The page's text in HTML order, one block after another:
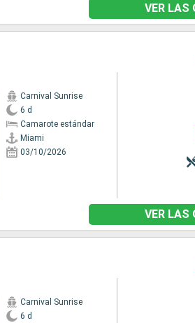
VER LAS
Carnival Sunrise
6 d
Camarote estándar
Miami
03/10/2026
VER LAS
Carnival Sunrise
6 d